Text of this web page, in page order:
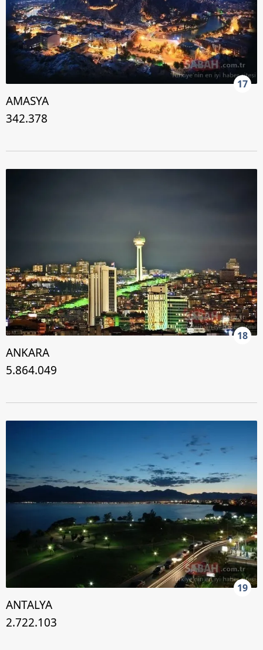
17
AMASYA
342.378
18
ANKARA
5.864.049
19
ANTALYA
2.722.103